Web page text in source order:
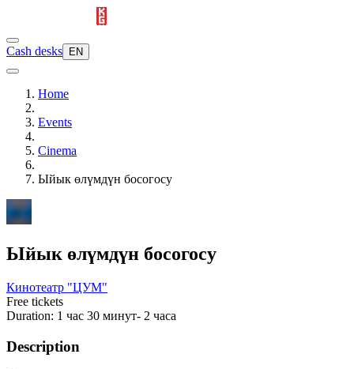
Cash desks EN
Home
Events
Cinema
Ыйык өлүмдүн босогосу
Ыйык өлүмдүн босогосу
Кинотеатр "ЦУМ"
Free tickets
Duration: 1 час 30 минут- 2 часа
Description